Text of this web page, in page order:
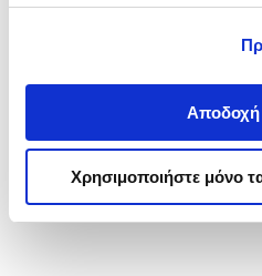
Χρησιμοποιήστε μόνο